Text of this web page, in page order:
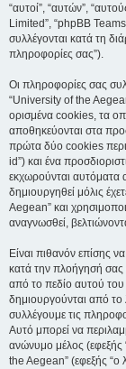
“αυτοί”, “αυτών”,
Limited”, “phpBB
συλλέγονται κατά τη
πληροφορίες σας”).
Οι πληροφορίες σας
“University of the
ορισμένα cookies, τα
αποθηκεύονται στα
πρώτα δύο cookies
id”) και ένα
εκχωρούνται αυτόματα
δημιουργηθεί μόλις
Aegean” και
αναγνωσθεί,
Είναι πιθανόν επίσης
κατά την πλοήγησή σας
από το πεδίο αυτού του
δημιουργούνται από
συλλέγουμε τις
Αυτό μπορεί να
ανώνυμο μέλος (εφεξής
the Aegean” (εφεξής “ο